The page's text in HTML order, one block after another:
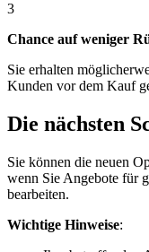
3
Chance auf weniger
Sie erhalten
Kunden vor dem Kauf
Die nächsten
Sie können die neuen
wenn Sie Angebote für
bearbeiten.
Wichtige Hinweise: